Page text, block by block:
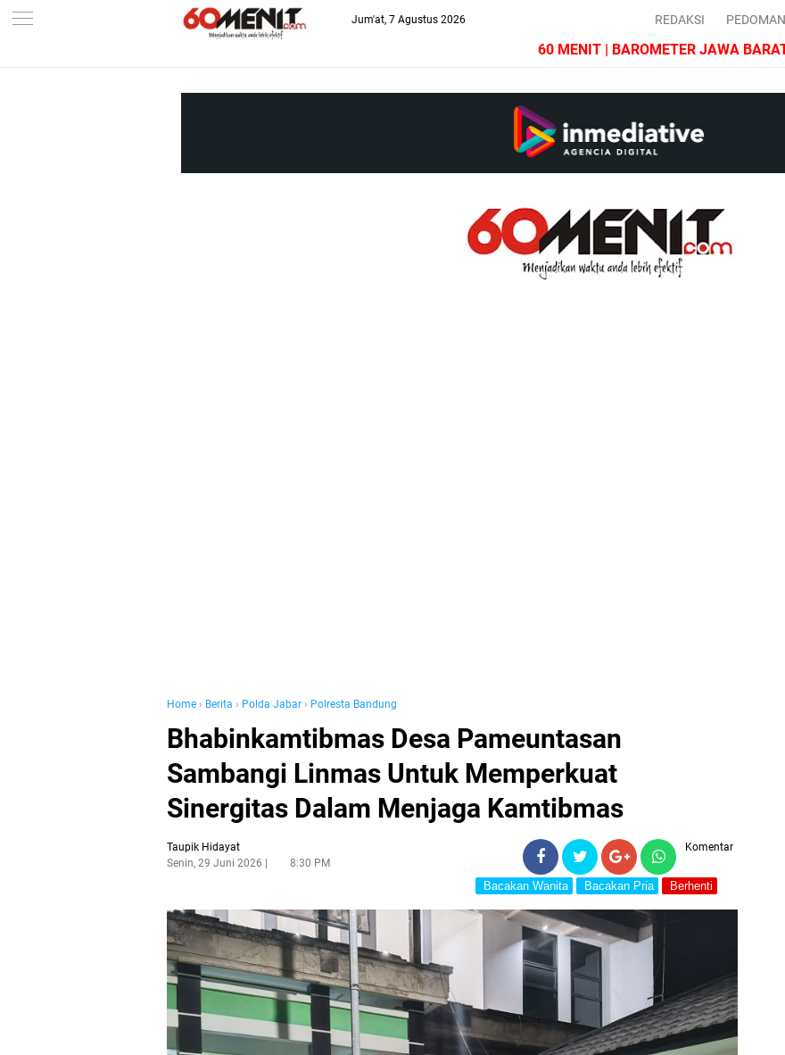
--> Jum'at, 7 Agustus 2026 REDAKSI
HARIAN 60 MENIT | BAROMETER JAWA BARAT
Home › Berita › Polda Jabar › Polresta Bandung
Bhabinkamtibmas Desa Pameuntasan
Sambangi Linmas Untuk Memperkuat
Sinergitas Dalam Menjaga Kamtibmas
Taupik Hidayat
Senin, 29 Juni 2026
8:30 PM
Komentar
Bacakan Wanita Bacakan Pria Berhenti